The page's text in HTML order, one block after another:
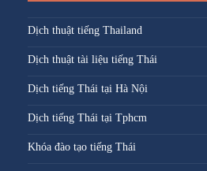
Dịch thuật tiếng Thailand
Dịch thuật tài liệu tiếng Thái
Dịch tiếng Thái tại Hà Nội
Dịch tiếng Thái tại Tphcm
Khóa đào tạo tiếng Thái